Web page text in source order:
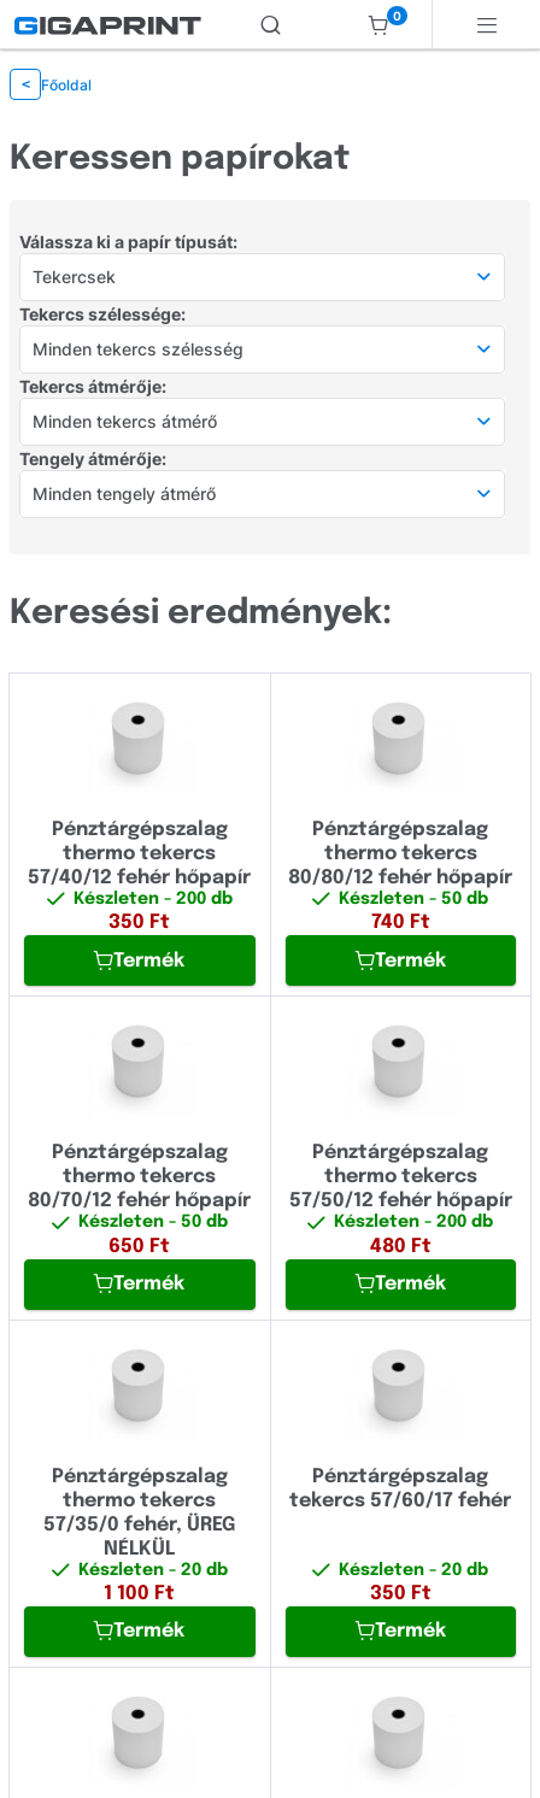
0
< Főoldal
Keressen papírokat
Válassza ki a papír típusát:
Tekercsek
Válasszon papír típust
Öntapadós címkék
Irodai
Fotópapír
Tekercsek
Tekercs szélessége:
Minden tekercs szélesség
Minden tekercs szélesség
0 mm
57 mm
Tekercs átmérője:
Minden tekercs átmérő
Minden tekercs átmérő
0 mm
40 mm
Tengely átmérője:
Minden tengely átmérő
17 mm
Keresési eredmények:
Pénztárgépszalag
thermo tekercs
57/40/12 fehér hőpapír
Készleten - 200 db
350 Ft
Termék
Pénztárgépszalag
thermo tekercs
80/80/12 fehér hőpapír
Készleten- 50 db
740 Ft
Termék
Pénztárgépszalag
thermo tekercs
80/70/12 fehér hőpapír
Készleten - 50 db
650 Ft
Termék
Pénztárgépszalag
thermo tekercs
57/50/12 fehér hőpapír
Készleten- 200 db
480 Ft
Termék
Pénztárgépszalag
thermo tekercs
57/35/0 fehér, ÜREG
NÉLKÜL
Készleten - 20 db
1 100 Ft
Termék
Pénztárgépszalag
tekercs 57/60/17 fehér
Készleten- 20 db
350 Ft
Termék